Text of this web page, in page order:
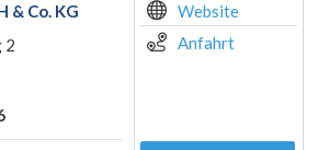
& Co. KG
2
Website
Anfahrt